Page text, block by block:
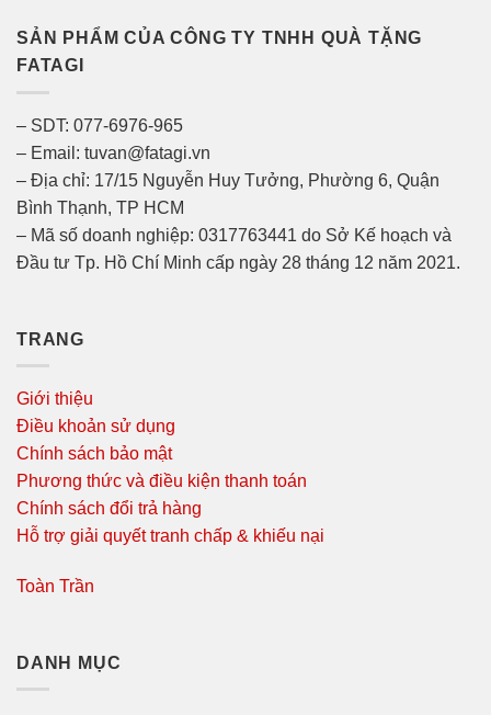
SẢN PHẨM CỦA CÔNG TY TNHH QUÀ TẶNG
FATAGI
– SDT: 077-6976-965
– Email: tuvan@fatagi.vn
– Địa chỉ: 17/15 Nguyễn Huy Tưởng, Phường 6, Quận
Bình Thạnh, TP HCM
– Mã số doanh nghiệp: 0317763441 do Sở Kế hoạch và
Đầu tư Tp. Hồ Chí Minh cấp ngày 28 tháng 12 năm 2021.
TRANG
Giới thiệu
Điều khoản sử dụng
Chính sách bảo mật
Phương thức và điều kiện thanh toán
Chính sách đổi trả hàng
Hỗ trợ giải quyết tranh chấp & khiếu nại
Toàn Trần
DANH MỤC